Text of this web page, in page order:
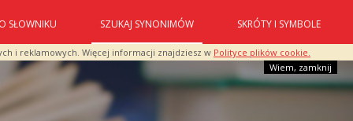
i reklamowych. Więcej informacji znajdziesz w Polityce plików cookie.
Wiem, zamknij
O SŁOWNIKU SZUKAJ SYNONIMÓW SKRÓTY I SYMBOLE